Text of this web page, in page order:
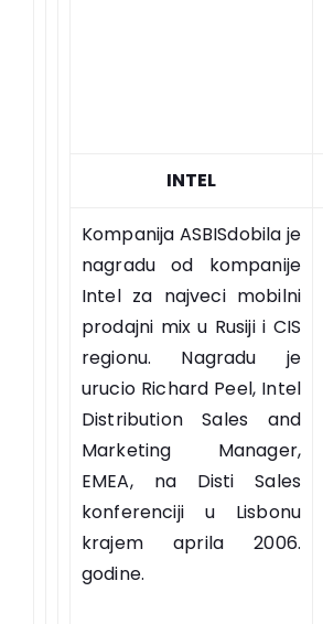
INTEL
Kompanija ASBISdobila je
nagradu od kompanije
Intel za najveci mobilni
prodajni mix u Rusiji i CIS
regionu. Nagradu je
urucio Richard Peel, Intel
Distribution Sales and
Marketing Manager,
EMEA, na Disti Sales
konferenciji u Lisbonu
krajem aprila 2006.
godine.